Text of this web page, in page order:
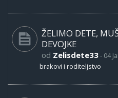
ŽELIMO DETE,
DEVOJKE
od Zelisdete33- 04
brakovi i roditeljstvo